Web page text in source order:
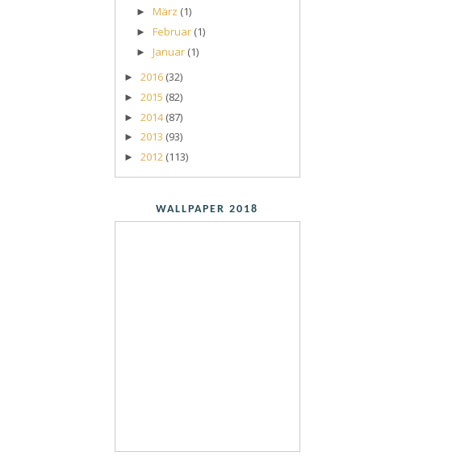
►März (1)
►Februar (1)
►Januar (1)
► 2016 (32)
► 2015 (82)
► 2014(87)
► 2013 (93)
► 2012 (113)
WALLPAPER 2018